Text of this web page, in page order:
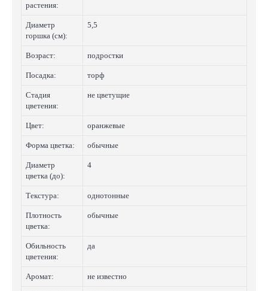
растения:
Диаметр
горшка (см):
5,5
Возраст: подростки
Посадка: торф
Стадия
цветения:
не цветущие
Цвет: оранжевые
Форма цветка: обычные
Диаметр
цветка (до):
4
Текстура: однотонные
Плотность
цветка:
обычные
Обильность
цветения:
да
Аромат: не известно